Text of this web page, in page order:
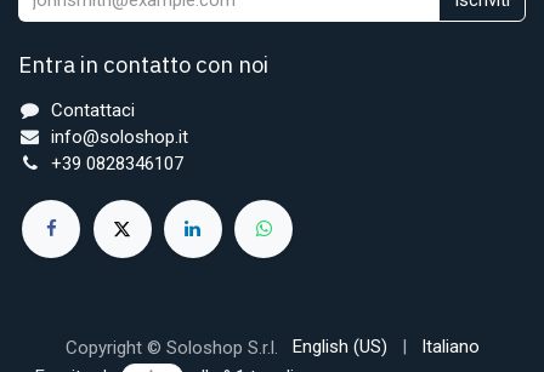
Entra in contatto con noi
Contattaci
info@soloshop.it
+39 0828346107
Copyright © Soloshop S.r.l. English (US) |
Italiano